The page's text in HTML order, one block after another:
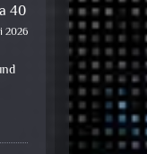
40
2026